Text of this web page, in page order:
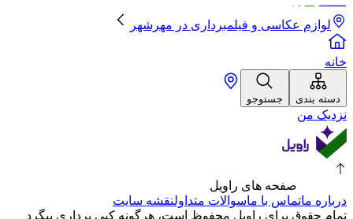
لوازم عکاسی و فیلمبرداری در مهرشهر
خانه
دسته بندی جستوجو
نزدیک من
صفحه های راویل
درباره ماتماس با ماسوالات متداولنقشه سایت
تمام حقوق برای راویل محفوظ است، هرگونه کپی برداری پیگرد